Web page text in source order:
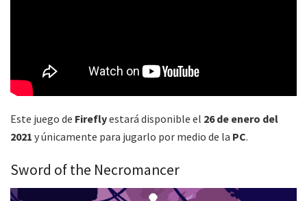
Este juego de Fireflyestará disponible el 26 de enero del
2021 y únicamente para jugarlo por medio de la PC.
Sword of the Necromancer